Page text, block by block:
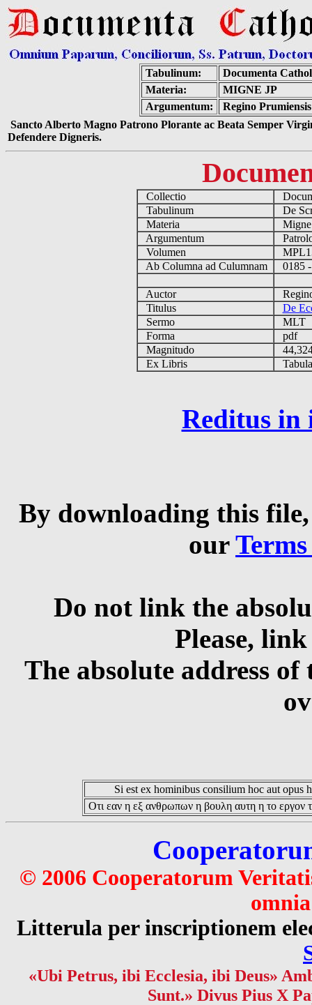
Tabulinum:
Documenta
Materia:
MIGNE JP
Argumentum:
Regino
Sancto Alberto Magno Patrono Plorante ac Beata Semper
Defendere Digneris.
Collectio
Tabulinum
De
Materia
Argumentum
Volumen
Ab Columna ad Culumnam
0185
Auctor
Titulus
De
Sermo
MLT
Forma
pdf
Magnitudo
Ex Libris
Reditus in
By downloading this
our
Do not link the
Please,
The absolute address
Si est ex hominibus consilium hoc aut opus
Οτι εαν η εξ ανθρωπων η βουλη αυτη η το εργον
© 2006 Cooperatorum
Litterula per inscriptionem
«Ubi Petrus, ibi Ecclesia, ibi Deus»
Sunt.» Divus Pius X